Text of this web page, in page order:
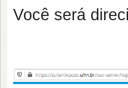
Você será